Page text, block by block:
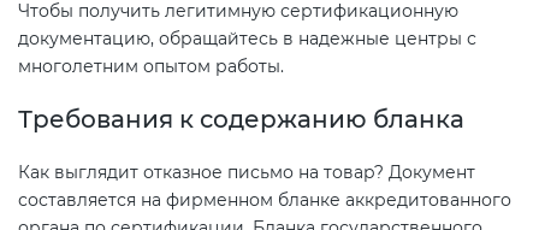
Чтобы получить легитимную сертификационную
документацию, обращайтесь в надежные центры с
многолетним опытом работы.
Требования к содержанию бланка
Как выглядит отказное письмо на товар? Документ
составляется на фирменном бланке аккредитованного